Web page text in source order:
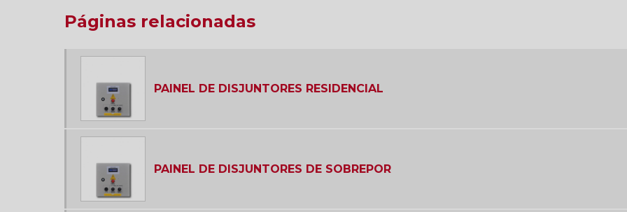
Páginas relacionadas
PAINEL DE DISJUNTORES RESIDENCIAL
PAINEL DE DISJUNTORES DE SOBREPOR